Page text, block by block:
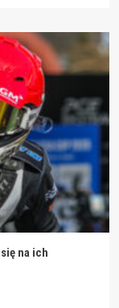
na ich